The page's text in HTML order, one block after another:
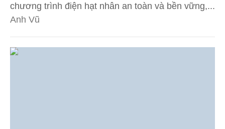
chương trình điện hạt nhân an toàn và bền vững,...
Anh Vũ